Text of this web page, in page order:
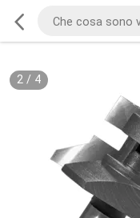
2/ 4